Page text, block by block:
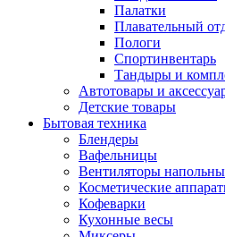
Палатки
Плавательный
Пологи
Спортинвентарь
Тандыры и
Автотовары и
Детские товары
Бытовая техника
Блендеры
Вафельницы
Вентиляторы
Косметические
Кофеварки
Кухонные весы